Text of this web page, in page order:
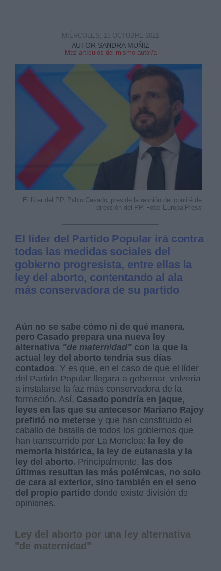
AUTOR SANDRA MUÑIZ
Mas artículos del mismo autor/a
MIÉRCOLES, 13 OCTUBRE 2021
El líder del PP, Pablo Casado, preside la reunión del comité de
dirección del PP. Foto: Europa Press
El líder del Partido Popular irá contra
todas las medidas sociales del
gobierno progresista, entre ellas la
ley del aborto, contentando al ala
más conservadora de su partido
Aún no se sabe cómo ni de qué manera,
pero Casado prepara una nueva ley
alternativa "de maternidad" con la que la
actual ley del aborto tendría sus días
contados. Y es que, en el caso de que el líder
del Partido Popular llegara a gobernar, volvería
a instalarse la faz más conservadora de la
formación. Así, Casado pondría en jaque,
leyes en las que su antecesor Mariano Rajoy
prefirió no meterse y que han constituido el
caballo de batalla de todos los gobiernos que
han transcurrido por La Moncloa: la ley de
memoria histórica, la ley de eutanasia y la
ley del aborto. Principalmente, las dos
últimas resultan las más polémicas, no solo
de cara al exterior, sino también en el seno
del propio partido donde existe división de
opiniones.
Ley del aborto por una ley alternativa
"de maternidad"